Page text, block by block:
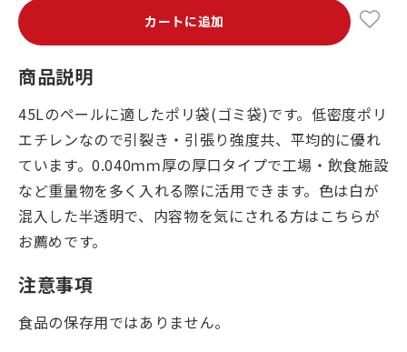
カートに追加
商品説明
45Lのペールに適したポリ袋(ゴミ袋)です。低密度ポリ
エチレンなので引裂き・引張り強度共、平均的に優れ
ています。0.040ｍｍ厚の厚口タイプで工場・飲食施設
など重量物を多く入れる際に活用できます。色は白が
混入した半透明で、内容物を気にされる方はこちらが
お薦めです。
注意事項
食品の保存用ではありません。